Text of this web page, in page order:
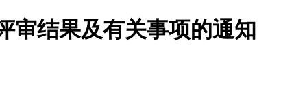
审结果及有关事项的通知